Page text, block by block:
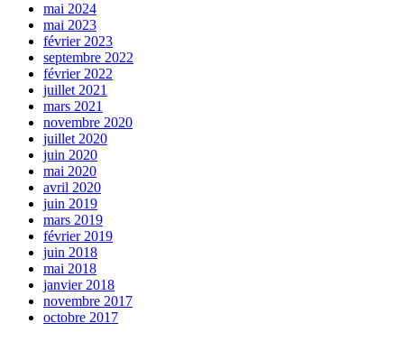
mai 2024
mai 2023
février 2023
septembre 2022
février 2022
juillet 2021
mars 2021
novembre 2020
juillet 2020
juin 2020
mai 2020
avril 2020
juin 2019
mars 2019
février 2019
juin 2018
mai 2018
janvier 2018
novembre 2017
octobre 2017